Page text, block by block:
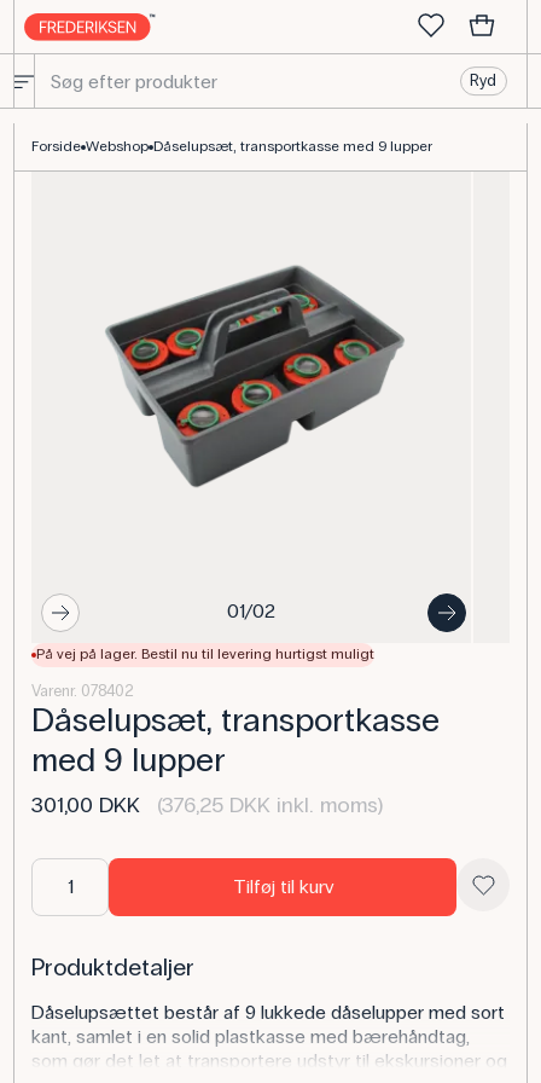
Ryd
Forside Webshop Dåselupsæt, transportkasse med 9 lupper
01/02
På vej på lager. Bestil nu til levering hurtigst muligt
Varenr. 078402
Dåselupsæt, transportkasse
med 9 lupper
301,00 DKK (376,25 DKK inkl. moms)
Tilføj til kurv
Produktdetaljer
Dåselupsættet består af 9 lukkede dåselupper med sort
kant, samlet i en solid plastkasse med bærehåndtag,
som gør det let at transportere udstyr til ekskursioner og